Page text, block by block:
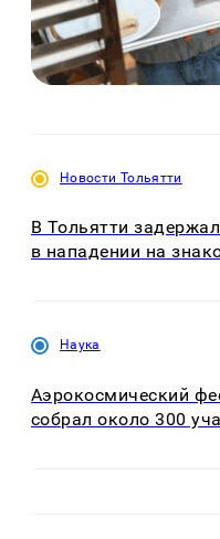
Новости Тольятти
В Тольятти
в нападении на
Наука
Аэрокосмический
собрал около 300